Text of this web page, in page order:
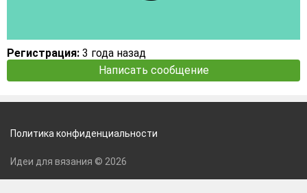
Регистрация: 3 года назад
Написать сообщение
Политика конфиденциальности
Идеи для вязания © 2026